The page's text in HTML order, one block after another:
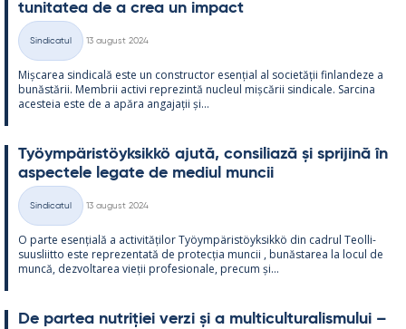
tu­ni­ta­tea de a crea un im­pact
Categorii
Sindicatul
13 august 2024
Mișca­rea sin­dicală este un con­struc­tor esențial al societății fin­lan­deze a
bunăstă­rii. Mem­brii ac­tivi reprezintă nucleul mișcă­rii sin­dicale. Sarcina
aces­teia este de a apăra an­ga­jații și...
Työym­pä­ris­töyk­sikkö ajută, con­si­liază și spri­jină în
as­pec­tele le­gate de me­diul muncii
Categorii
Sindicatul
13 august 2024
O parte esențială a ac­ti­vități­lor Työym­pä­ris­töyk­sikkö din cadrul Teol­li­
suus­liitto este reprezen­tată de pro­tecția muncii , bunăs­ta­rea la locul de
muncă, dez­vol­ta­rea vieții pro­fe­sio­nale, precum și...
De par­tea nut­riției verzi și a mul­ticul­tu­ra­lis­mu­lui –